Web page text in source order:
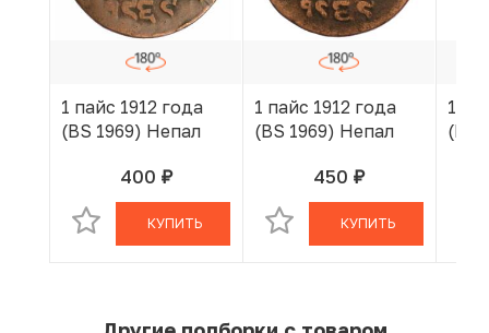
1 пайс 1912 года
(BS 1969) Непал
400 руб.
В КОРЗИНЕ
КУПИТЬ
1 пайс 1912 года
(BS 1969) Непал
450 руб.
В КОРЗИНЕ
КУПИТЬ
1
(BS